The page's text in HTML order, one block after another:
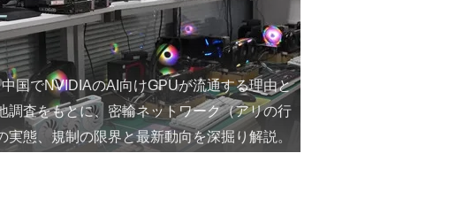
国でNVIDIAのAI向けGPUが流通する理由と
調査をもとに、密輸ネットワーク（アリの行
態、規制の限界と最新動向を深掘り解説。